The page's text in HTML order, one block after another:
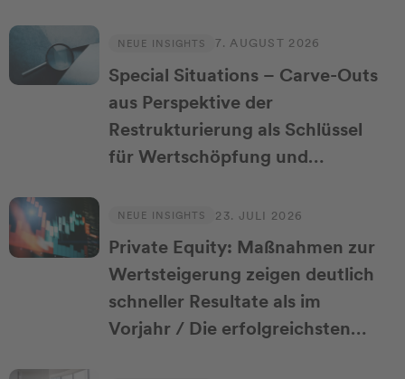
NEUE INSIGHTS 7. AUGUST 2026
Special Situations – Carve-Outs
aus Perspektive der
Restrukturierung als Schlüssel
für Wertschöpfung und
NEUE INSIGHTS 23. JULI 2026
Private Equity: Maßnahmen zur
Wertsteigerung zeigen deutlich
schneller Resultate als im
Vorjahr / Die erfolgreichsten